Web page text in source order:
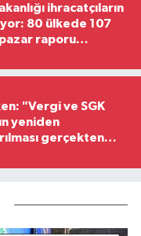
ihracatçıların
80 ülkede 107
raporu
"Vergi ve SGK
yeniden
gerçekten